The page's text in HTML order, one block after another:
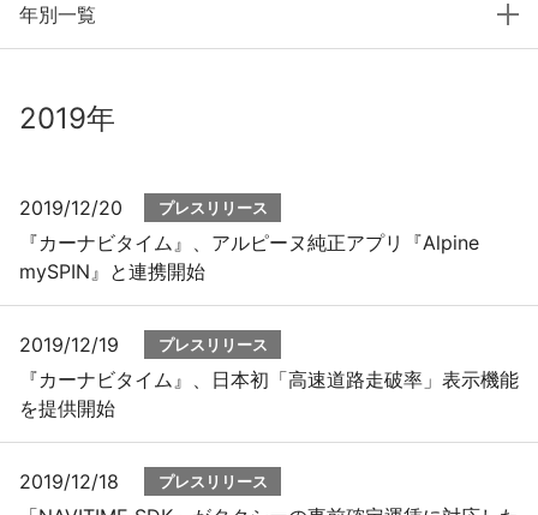
プレスリリース
おしらせ
サービス
個人向けサービス
年別一覧
2019年
2019/12/20 プレスリリース
『カーナビタイム』、アルピーヌ純正アプリ『Alpine
mySPIN』と連携開始
2019/12/19 プレスリリース
『カーナビタイム』、日本初「高速道路走破率」表示機能
を提供開始
2019/12/18 プレスリリース